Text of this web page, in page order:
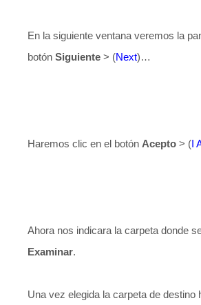
En la siguiente ventana veremos la
botón Siguiente > (Next)…
Haremos clic en el botón Acepto > ( I
Ahora nos indicara la carpeta donde
Examinar.
Una vez elegida la carpeta de